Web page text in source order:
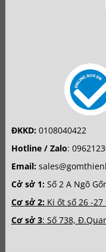
ĐKKD:0108040422
Hotline / Zalo:
Email:
Cở sở 1:Số 2 A Ngõ
Cơ sở 2:Ki ốt số 26 -27
Cơ sở 3: Số 738,